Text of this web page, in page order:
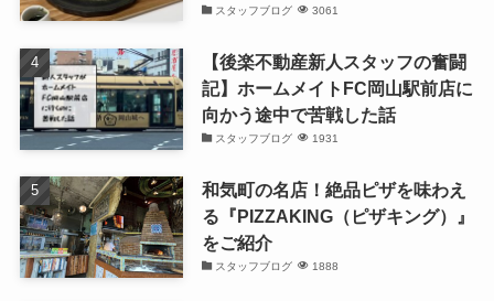
スタッフブログ 3061
【後楽不動産新人スタッフの奮闘
記】ホームメイトFC岡山駅前店に
向かう途中で苦戦した話
スタッフブログ 1931
和気町の名店！絶品ピザを味わえ
る『PIZZAKING（ピザキング）』
をご紹介
スタッフブログ 1888